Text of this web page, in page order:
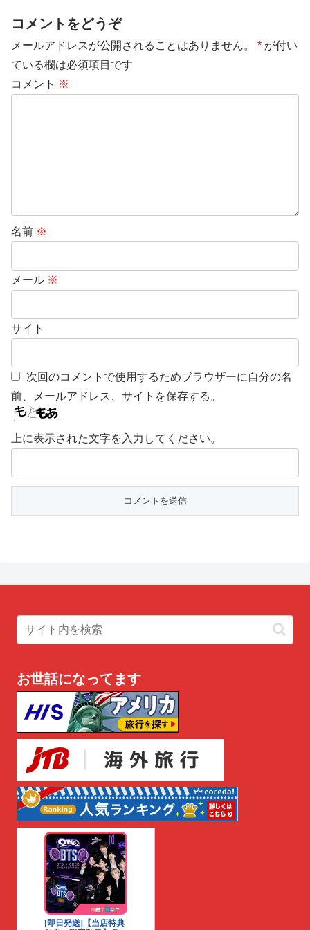
コメントをどうぞ
メールアドレスが公開されることはありません。 * が付い
ている欄は必須項目です
コメント ※
名前 ※
メール ※
サイト
次回のコメントで使用するためブラウザーに自分の名
前、メールアドレス、サイトを保存する。
上に表示された文字を入力してください。
お世話になってます